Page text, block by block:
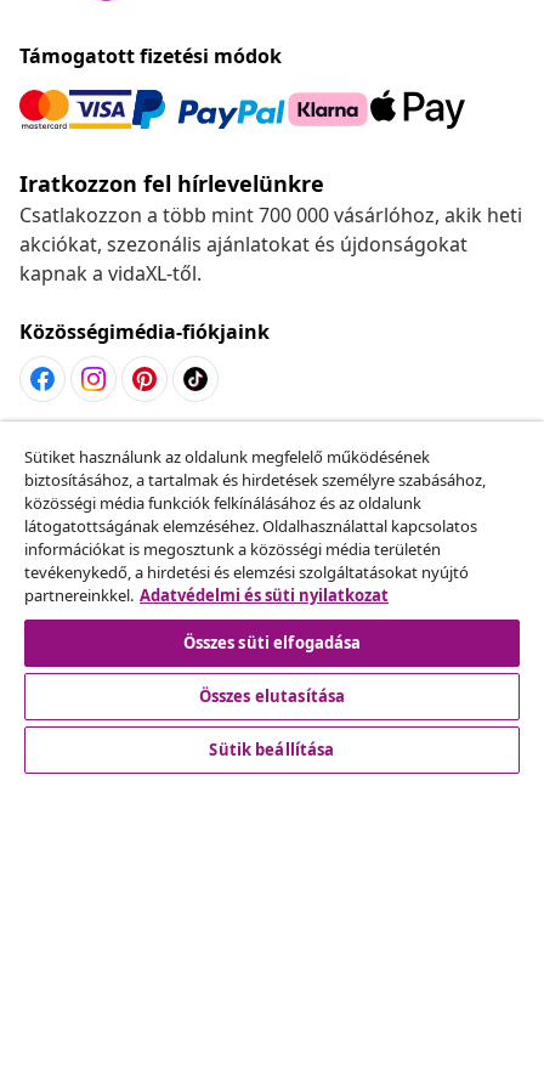
Támogatott fizetési módok
Iratkozzon fel hírlevelünkre
Csatlakozzon a több mint 700 000 vásárlóhoz, akik heti
akciókat, szezonális ajánlatokat és újdonságokat
kapnak a vidaXL-től.
Közösségimédia-fiókjaink
Szerződéstől való elállás
Küldj be egy rendelés lemondására vonatkozó
kérelmet.
Szerződéstől való elállás
Ügyfélszolgálat
Sütiket használunk az oldalunk megfelelő működésének
biztosításához, a tartalmak és hirdetések személyre szabásához,
közösségi média funkciók felkínálásához és az oldalunk
látogatottságának elemzéséhez. Oldalhasználattal kapcsolatos
információkat is megosztunk a közösségi média területén
tevékenykedő, a hirdetési és elemzési szolgáltatásokat nyújtó
partnereinkkel. Adatvédelmi és süti nyilatkozat
Összes süti elfogadása
Összes elutasítása
Sütik beállítása